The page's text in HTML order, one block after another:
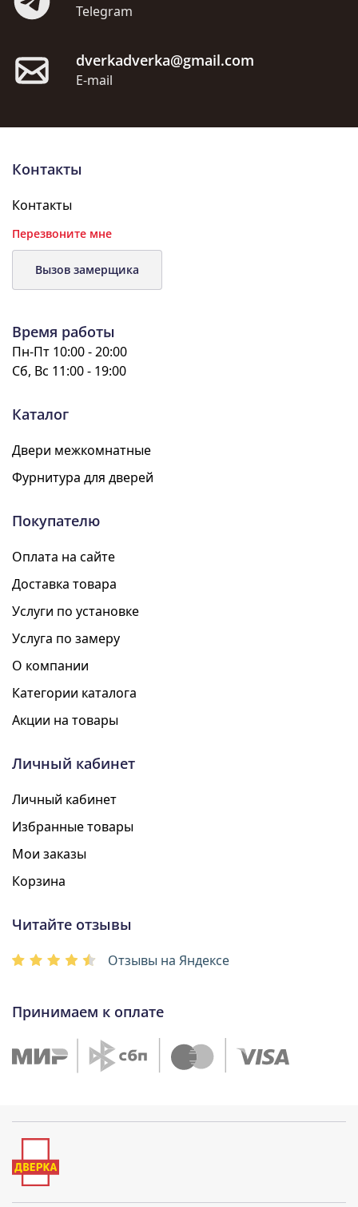
Telegram
dverkadverka@gmail.com
E-mail
Контакты
Контакты
Перезвоните мне
Вызов замерщика
Время работы
Пн-Пт 10:00 - 20:00
Сб, Вс 11:00 - 19:00
Каталог
Двери межкомнатные
Фурнитура для дверей
Покупателю
Оплата на сайте
Доставка товара
Услуги по установке
Услуга по замеру
О компании
Категории каталога
Акции на товары
Личный кабинет
Личный кабинет
Избранные товары
Мои заказы
Корзина
Читайте отзывы
Отзывы на Яндексе
Принимаем к оплате